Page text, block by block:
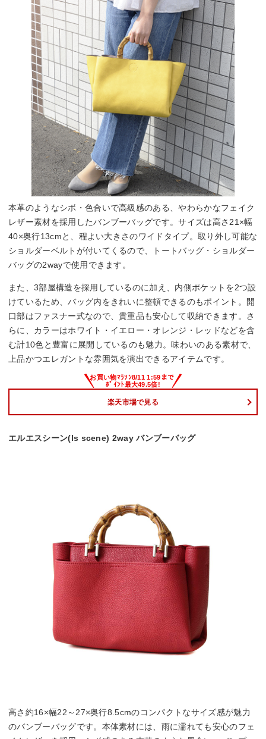
本革のようなシボ・色合いで高級感のある、やわらかなフェイク
レザー素材を採用したバンブーバッグです。サイズは高さ21×幅
40×奥行13cmと、程よい大きさのワイドタイプ。取り外し可能な
ショルダーベルトが付いてくるので、トートバッグ・ショルダー
バッグの2wayで使用できます。
また、3部屋構造を採用しているのに加え、内側ポケットを2つ設
けているため、バッグ内をきれいに整頓できるのもポイント。開
口部はファスナー式なので、貴重品も安心して収納できます。さ
らに、カラーはホワイト・イエロー・オレンジ・レッドなどを含
む計10色と豊富に展開しているのも魅力。味わいのある素材で、
上品かつエレガントな雰囲気を演出できるアイテムです。
楽天市場で見る
エルエスシーン(ls scene) 2way バンブーバッグ
高さ約16×幅22～27×奥行8.5cmのコンパクトなサイズ感が魅力
のバンブーバッグです。本体素材には、雨に濡れても安心のフェ